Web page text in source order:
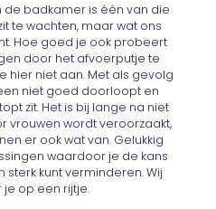
de badkamer is één van die
te wachten, maar wat ons
Hoe goed je ook probeert
door het afvoerputje te
hier niet aan. Met als gevolg
niet goed doorloopt en
zit. Het is bij lange na niet
vrouwen wordt veroorzaakt,
er ook wat van. Gelukkig
waardoor je de kans
kunt verminderen. Wij
op een rijtje.